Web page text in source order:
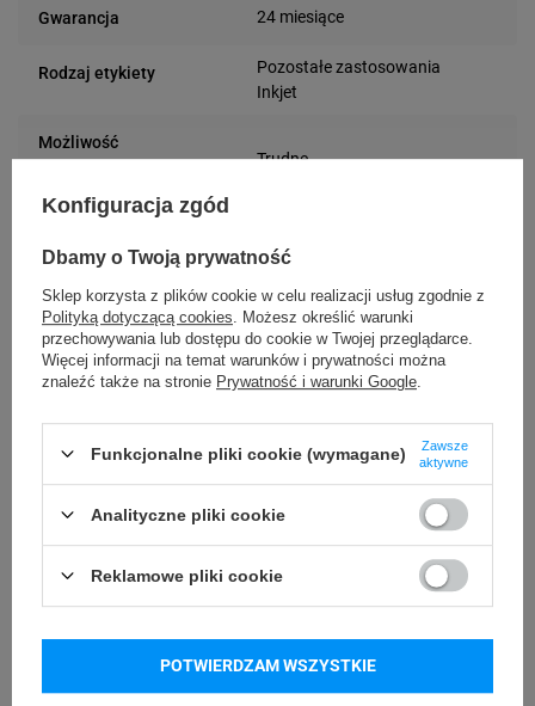
Gwarancja 24 miesiące
Rodzaj etykiety
Pozostałe zastosowania
Inkjet
Możliwość
Trudne
etykiety
Akrylowy
Długość etykiety 152 mm
Kolor etykiety Biały
Rodzaj powierzchni Wysoki połysk
Zastosowanie
etykiety
Specmark
Bielska 210
43-400 Cieszyn (Polska)
Konfiguracja zgód
Dbamy o Twoją prywatność
Sklep korzysta z plików cookie w celu realizacji usług zgodnie z
Polityką dotyczącą cookies . Możesz określić warunki
przechowywania lub dostępu do cookie w Twojej przeglądarce.
Więcej informacji na temat warunków i prywatności można
znaleźć także na stronie Prywatność i warunki Google
Funkcjonalne pliki cookie (wymagane)
Zawsze
aktywne
Analityczne pliki cookie
Reklamowe pliki cookie
POTWIERDZAM WSZYSTKIE